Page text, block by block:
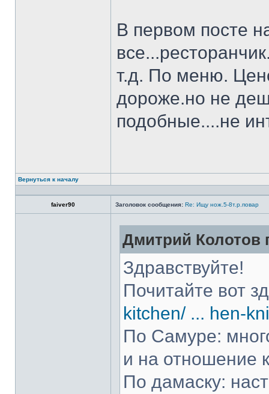
В первом посте
т.д. По меню.
дороже.но не
подобные....не
Вернуться к началу
faiver90 Заголовок сообщения: Re: Ищу нож.5-8т.р.повар
Дмитрий Колотов
Здравствуйте!
Почитайте вот
kitchen/ ... hen-
По Самуре:
и на отношение
По дамаску: